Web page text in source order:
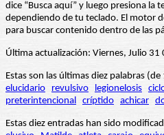
dice “Busca aquí” y luego presiona
dependiendo de tu teclado. El motor
para buscar contenido dentro de las
Última actualización: Viernes, Julio 31
Estas son las últimas diez palabras
elucidario
revulsivo legionelosis
preterintencional críptido achicar
Estas diez entradas han sido